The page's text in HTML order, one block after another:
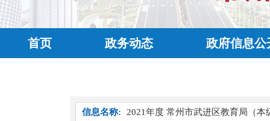
首页 政务动态 政府信息公
信息名称: 2021年度 常州市武进区教育局（本